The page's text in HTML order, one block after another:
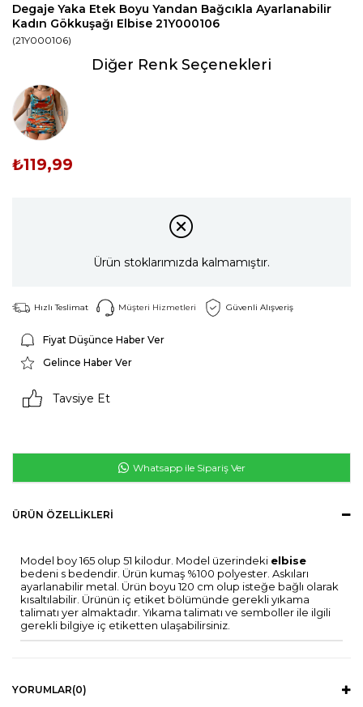
Degaje Yaka Etek Boyu Yandan Bağcıkla Ayarlanabilir
Kadın Gökkuşağı Elbise 21Y000106
(21Y000106)
Diğer Renk Seçenekleri
Tükendi
₺119,99
Ürün stoklarımızda kalmamıştır.
Hızlı Teslimat Müşteri Hizmetleri Güvenli Alışveriş
Fiyat Düşünce Haber Ver
Gelince Haber Ver
Tavsiye Et
Whatsapp ile Sipariş Ver
ÜRÜN ÖZELLIKLERI
Model boy 165 olup 51 kilodur. Model üzerindeki elbise
bedeni s bedendir. Ürün kumaş %100 polyester. Askıları
ayarlanabilir metal. Ürün boyu 120 cm olup isteğe bağlı olarak
kısaltılabilir. Ürünün iç etiket bölümünde gerekli yıkama
talimatı yer almaktadır. Yıkama talimatı ve semboller ile ilgili
gerekli bilgiye iç etiketten ulaşabilirsiniz.
YORUMLAR(0)